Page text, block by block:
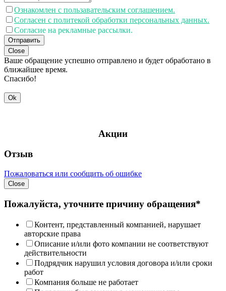
Ознакомлен с пользавательским соглашением.
Согласен с политекой обработки персональных данных.
Согласие на рекламные рассылки.
Отправить
Close
Ваше обращение успешно отправлено и будет обработано в
ближайшее время.
Спасибо!
Ok
Акции
Отзыв
Пожаловаться или сообщить об ошибке
Close
Пожалуйста, уточните причину обращения*
Контент, представленный компанией, нарушает
авторские права
Описание и/или фото компании не соответствуют
действительности
Подрядчик нарушил условия договора и/или сроки
работ
Компания больше не работает